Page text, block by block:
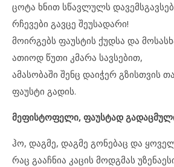
ცოტა ხნით სწავლულს
რჩევები გავცე შეუსადარი!
მოირგებს ფაუსტის ქუდსა და
ათიოდ წუთი კმარა სავსებით,
ამასობაში შენც დაიჭერ გზისთვის
ფაუსტი გადის.
მეფისტოფელი, ფაუსტად
ჰო, დაგმე, დაგმე გონებაც და
რაც გააჩნია კაცის მოდგმას